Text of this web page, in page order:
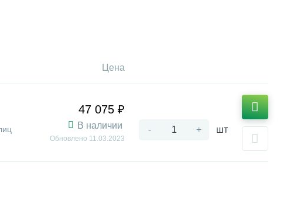
Цена
47 075 ₽
В наличии
Обновлено 11.03.2023
- + шт